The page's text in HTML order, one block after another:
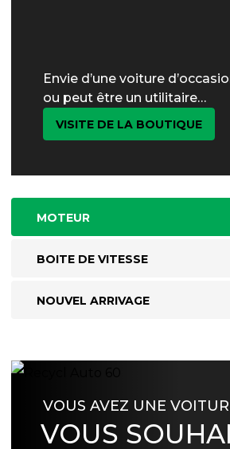
Envie d’une voiture
ou peut être un utilitaire…
VISITE DE LA BOUTIQUE
MOTEUR
BOITE DE VITESSE
NOUVEL ARRIVAGE
VOUS AVEZ UNE
VOUS